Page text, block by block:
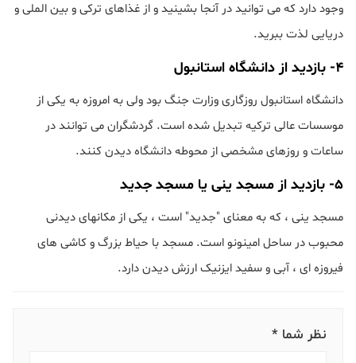
وجود دارد که می توانید در آنجا بشینید و از غذاهای ترکی و بین الملی و
دریایی لذت ببرید.
۴- بازدید از دانشگاه استانبول
دانشگاه استانبول روزگاری وزارت جنگ بود ولی به امروزه به یکی از
موسسات عالی ترکیه تبدیل شده است. گردشگران می توانند در
ساعات و روزهای مشخصی از محوطه دانشگاه دیدن کنند.
۵- بازدید از مسجد ینی یا مسجد جدید
مسجد ینی ، که به معنای "جدید" است ، یکی از مکانهای دیدنی
محبوب در ساحل امینونو است. مسجد با حیاط بزرگ و کاشی های
فیروزه ای ، آبی و سفید ایزنیک ارزش دیدن دارد.
نظر شما *